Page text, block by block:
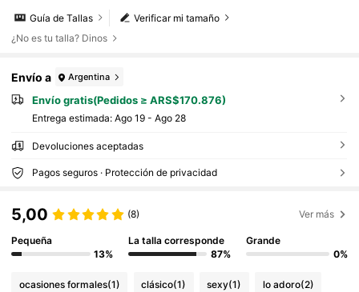
Verificar mi tamaño
Guía de Tallas
¿No es tu talla? Dinos
Envío a Argentina
Envío gratis(Pedidos ≥ ARS$170.876)
Entrega estimada: Ago 19 - Ago 28
Devoluciones aceptadas
Pagos seguros · Protección de privacidad
5,00 (8) Ver más
Pequeña
13%
La talla corresponde
87%
Grande
0%
ocasiones formales(1) clásico(1) sexy(1) lo adoro(2)